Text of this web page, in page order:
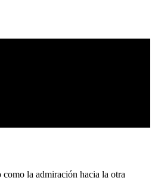
como la admiración hacia la otra